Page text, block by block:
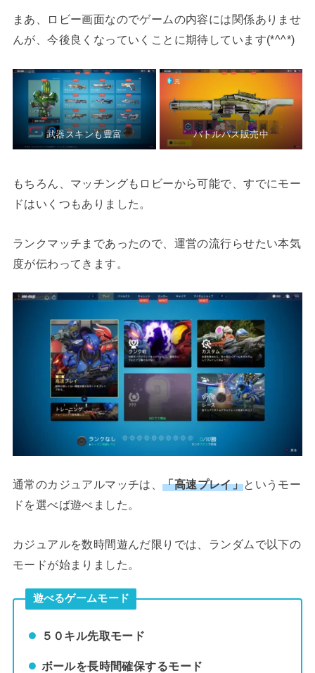
まあ、ロビー画面なのでゲームの内容には関係ありませ
んが、今後良くなっていくことに期待しています(*^^*)
武器スキンも豊富 バトルパス販売中
もちろん、マッチングもロビーから可能で、すでにモー
ドはいくつもありました。
ランクマッチまであったので、運営の流行らせたい本気
度が伝わってきます。
通常のカジュアルマッチは、「高速プレイ」というモー
ドを選べば遊べました。
カジュアルを数時間遊んだ限りでは、ランダムで以下の
モードが始まりました。
遊べるゲームモード
５０キル先取モード
ボールを長時間確保するモード